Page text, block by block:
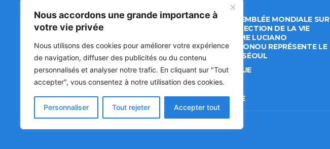
Nous accordons une grande importance à
votre vie privée
Nous utilisons des cookies pour améliorer votre expérience
de navigation, diffuser des publicités ou du contenu
personnalisés et analyser notre trafic. En cliquant sur "Tout
accepter", vous consentez à notre utilisation des cookies.
Personnaliser Tout rejeter Accepter tout
Matin Libre
Premiers sur l'info !
47ᵉ ASSEMBLÉE MONDIALE SUR
LA PROTECTION DE LA VIE
PRIVÉE: ME LUCIANO
HOUNKPONOU REPRÉSENTE LE
BÉNIN À SÉOUL
POLITIQUE
SOCIÉTÉ
CULTURE